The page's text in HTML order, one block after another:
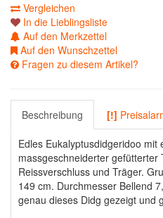
Vergleichen
In die Lieblingsliste
Auf den Merkzettel
Auf den Wunschzettel
Fragen zu diesem Artikel?
Beschreibung [!]
Edles Eukalyptusdidgeridoo mit
massgeschneiderter gefütterter
Reissverschluss und Träger.
149 cm. Durchmesser Bellend
genau dieses Didg gezeigt und